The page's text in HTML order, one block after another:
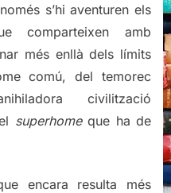
s’hi aventuren els
comparteixen amb
més enllà dels límits
comú, del temorec
civilització
superhomeque ha de
encara resulta més